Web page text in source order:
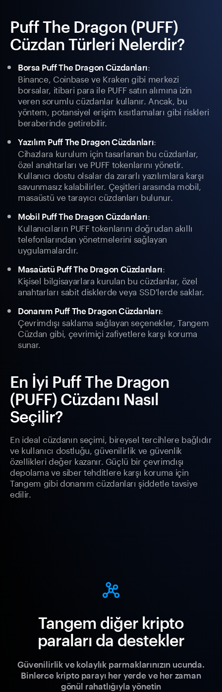
Puff The Dragon (PUFF)
Cüzdan Türleri Nelerdir?
Borsa Puff The Dragon Cüzdanları:
Binance, Coinbase ve Kraken gibi merkezi
borsalar, itibari para ile PUFF satın alımına izin
veren sorumlu cüzdanlar kullanır. Ancak, bu
yöntem, potansiyel erişim kısıtlamaları gibi riskleri
beraberinde getirebilir.
Yazılım Puff The Dragon Cüzdanları:
Cihazlara kurulum için tasarlanan bu cüzdanlar,
özel anahtarları ve PUFF tokenlarını yönetir.
Kullanıcı dostu olsalar da zararlı yazılımlara karşı
savunmasız kalabilirler. Çeşitleri arasında mobil,
masaüstü ve tarayıcı cüzdanları bulunur.
Mobil Puff The Dragon Cüzdanları:
Kullanıcıların PUFF tokenlarını doğrudan akıllı
telefonlarından yönetmelerini sağlayan
uygulamalardır.
Masaüstü Puff The Dragon Cüzdanları:
Kişisel bilgisayarlara kurulan bu cüzdanlar, özel
anahtarları sabit disklerde veya SSD'lerde saklar.
Donanım Puff The Dragon Cüzdanları:
Çevrimdışı saklama sağlayan seçenekler, Tangem
Cüzdan gibi, çevrimiçi zafiyetlere karşı koruma
sunar.
En İyi Puff The Dragon
(PUFF) Cüzdanı Nasıl
Seçilir?
En ideal cüzdanın seçimi, bireysel tercihlere bağlıdır
ve kullanıcı dostluğu, güvenilirlik ve güvenlik
özellikleri değer kazanır. Güçlü bir çevrimdışı
depolama ve siber tehditlere karşı koruma için
Tangem gibi donanım cüzdanları şiddetle tavsiye
edilir.
Tangem diğer kripto
paraları da destekler
Güvenilirlik ve kolaylık parmaklarınızın ucunda.
Binlerce kripto parayı her yerde ve her zaman
gönül rahatlığıyla yönetin